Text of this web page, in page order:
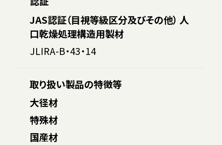
JAS認証（目視等級区分及びその他） 人
口乾燥処理構造用製材
JLIRA-B・43・14
取り扱い製品の特徴等
大径材
特殊材
国産材